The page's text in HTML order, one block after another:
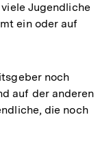
Jugendliche
ein oder auf
noch
auf der anderen
die noch